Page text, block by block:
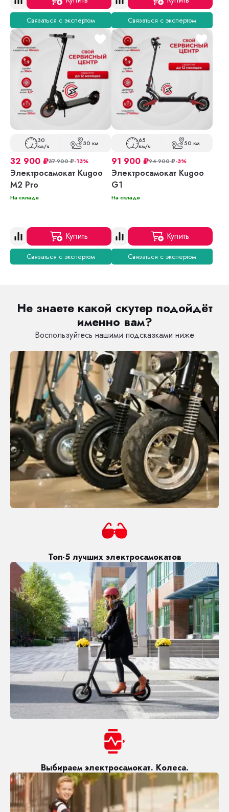
Связаться с экспертом Связаться с экспертом
30
км/ч 30 км
32 900 ₽37 900₽-13%
Электросамокат Kugoo
M2 Pro
На складе
Купить
Связаться с экспертом
65
км/ч 50 км
91 900 ₽94 900₽-3%
Электросамокат Kugoo
G1
На складе
Купить
Связаться с экспертом
Не знаете какой скутер подойдёт
именно вам?
Воспользуйтесь нашими подсказками ниже
Топ-5 лучших электросамокатов
Выбираем электросамокат. Колеса.